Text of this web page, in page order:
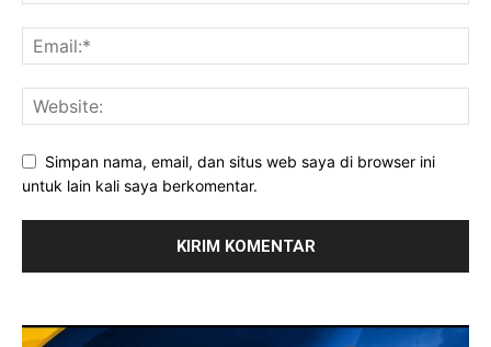
Simpan nama, email, dan situs web saya di browser ini
untuk lain kali saya berkomentar.